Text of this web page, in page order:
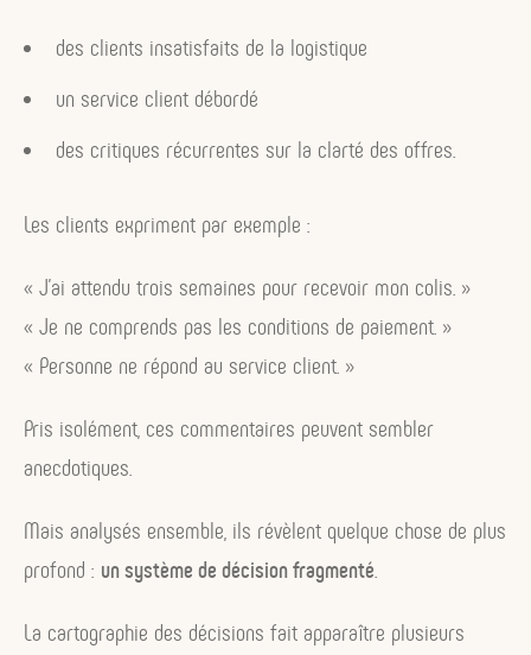
des clients insatisfaits de la logistique
un service client débordé
des critiques récurrentes sur la clarté des offres.
Les clients expriment par exemple :
« J’ai attendu trois semaines pour recevoir mon colis. »
« Je ne comprends pas les conditions de paiement. »
« Personne ne répond au service client. »
Pris isolément, ces commentaires peuvent sembler
anecdotiques.
Mais analysés ensemble, ils révèlent quelque chose de plus
profond : un système de décision fragmenté.
La cartographie des décisions fait apparaître plusieurs